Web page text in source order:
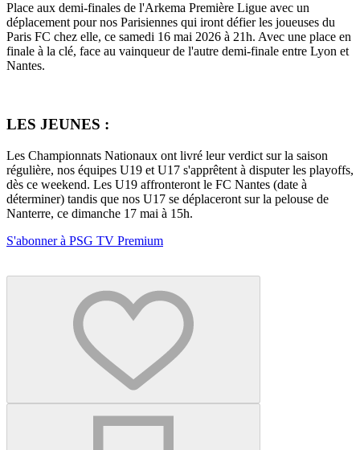
Place aux demi-finales de l'Arkema Première Ligue avec un
déplacement pour nos Parisiennes qui iront défier les joueuses du
Paris FC chez elle, ce samedi 16 mai 2026 à 21h. Avec une place en
finale à la clé, face au vainqueur de l'autre demi-finale entre Lyon et
Nantes.
LES JEUNES :
Les Championnats Nationaux ont livré leur verdict sur la saison
régulière, nos équipes U19 et U17 s'apprêtent à disputer les playoffs,
dès ce weekend. Les U19 affronteront le FC Nantes (date à
déterminer) tandis que nos U17 se déplaceront sur la pelouse de
Nanterre, ce dimanche 17 mai à 15h.
S'abonner à PSG TV Premium